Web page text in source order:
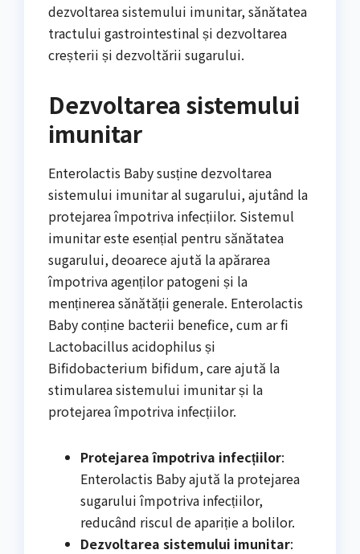
dezvoltarea sistemului imunitar, sănătatea
tractului gastrointestinal și dezvoltarea
creșterii și dezvoltării sugarului.
Dezvoltarea sistemului
imunitar
Enterolactis Baby susține dezvoltarea
sistemului imunitar al sugarului, ajutând la
protejarea împotriva infecțiilor. Sistemul
imunitar este esențial pentru sănătatea
sugarului, deoarece ajută la apărarea
împotriva agenților patogeni și la
menținerea sănătății generale. Enterolactis
Baby conține bacterii benefice, cum ar fi
Lactobacillus acidophilus și
Bifidobacterium bifidum, care ajută la
stimularea sistemului imunitar și la
protejarea împotriva infecțiilor.
Protejarea împotriva infecțiilor:
Enterolactis Baby ajută la protejarea
sugarului împotriva infecțiilor,
reducând riscul de apariție a bolilor.
Dezvoltarea sistemului imunitar: